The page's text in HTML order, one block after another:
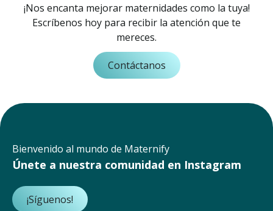
¡Nos encanta mejorar maternidades como la tuya!
Escríbenos hoy para recibir la atención que te
mereces.
Contáctanos
Bienvenido al mundo de Maternify
Únete a nuestra comunidad en Instagram
¡Síguenos!